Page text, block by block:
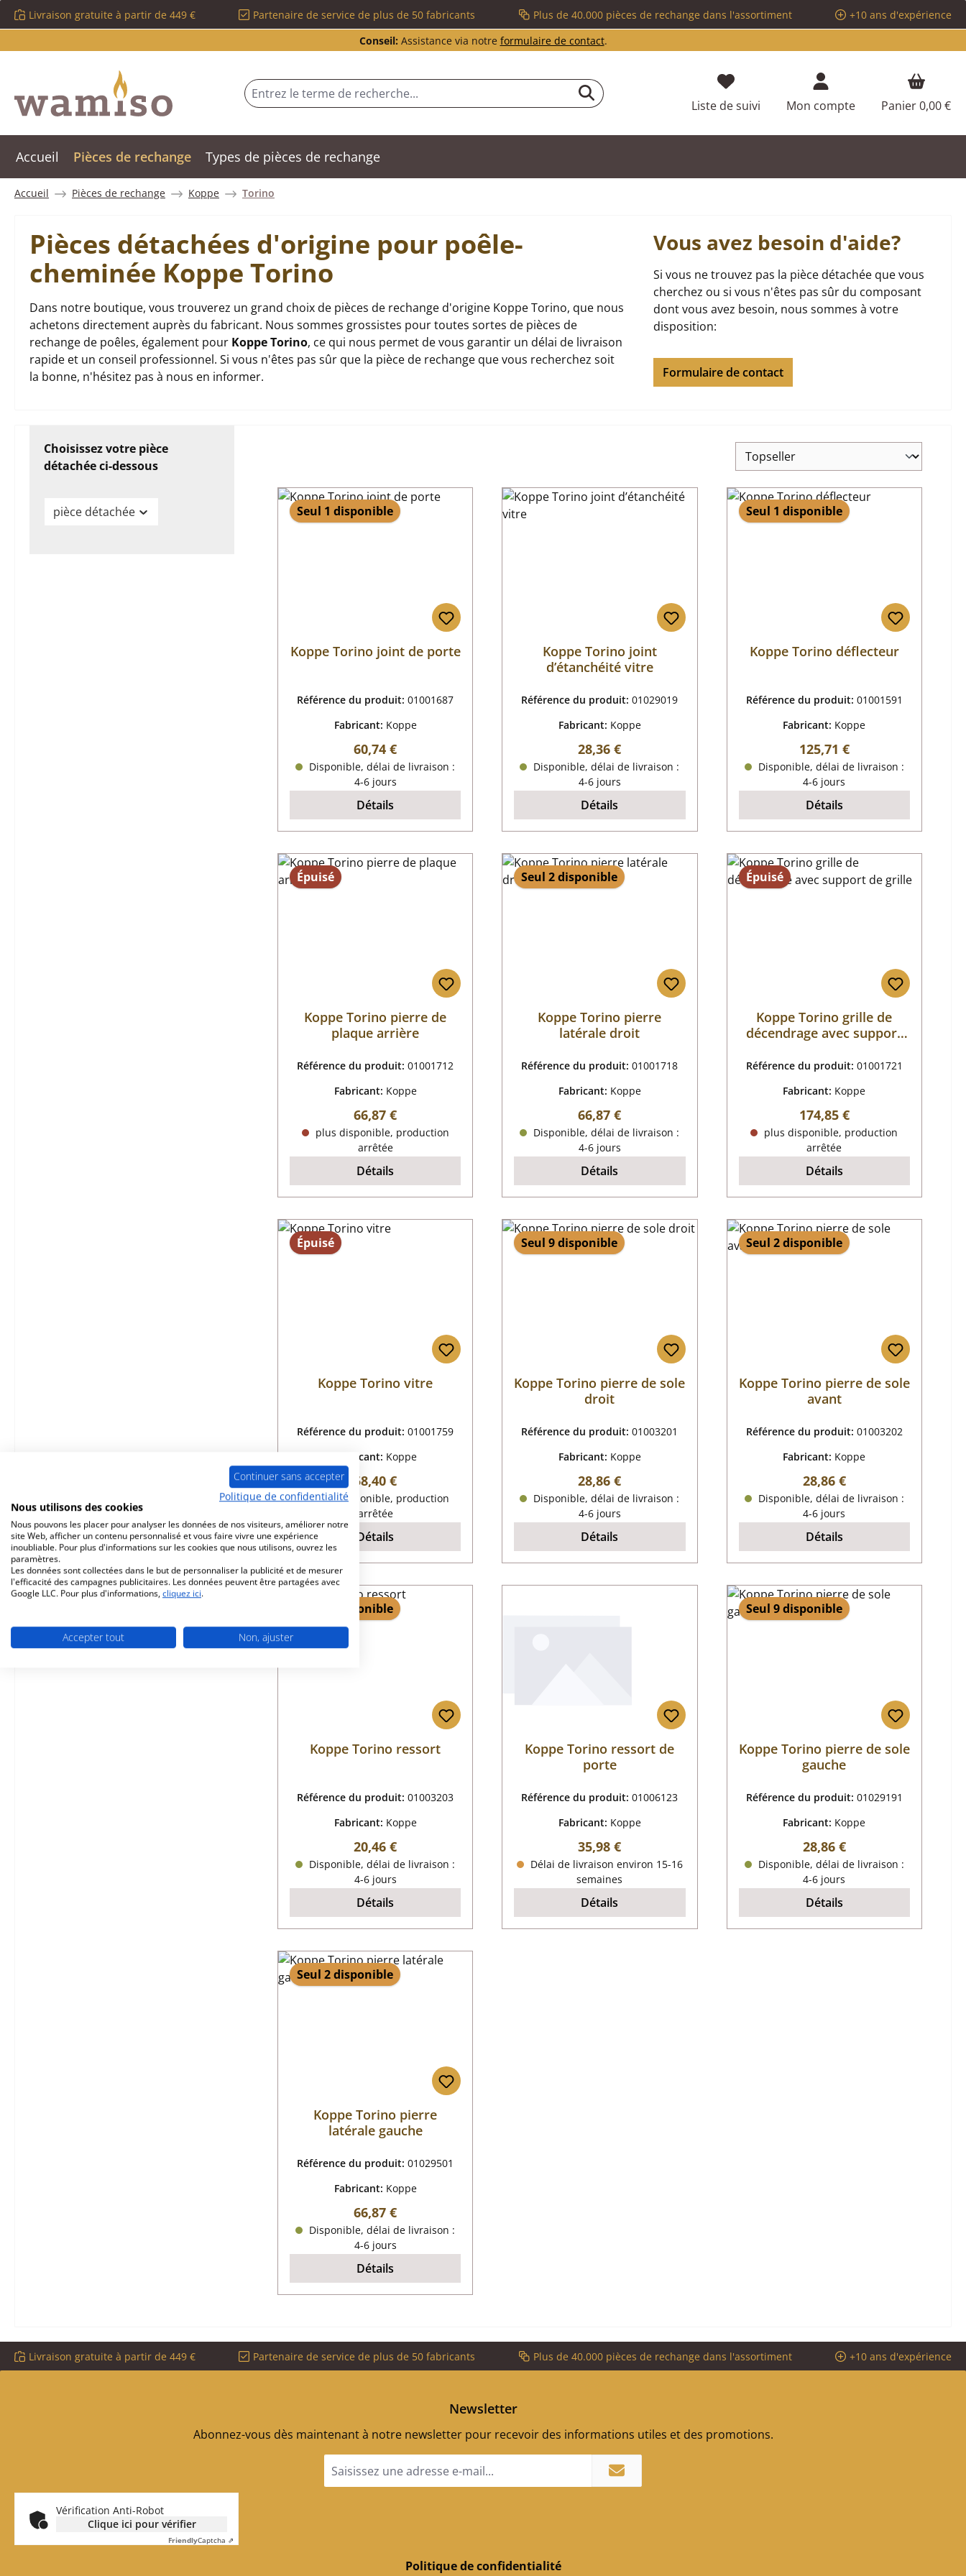
au contenu principal
Passer à la recherche
Passer à la navigation principale
Livraison gratuite à partir de 449 € Partenaire de service de plus de 50 fabricants Plus de 40.000 pièces de rechange dans l'assortiment
+10 ans d'expérience
Conseil: Assistance via notre formulaire de contact.
Liste de suivi Vous avez 0 articles dans votre liste
Mon compte Panier0,00 €
Accueil Pièces de rechange Types de pièces de rechange
Accueil Pièces de rechange Koppe Torino
Pièces détachées d'origine pour poêle-
cheminée Koppe Torino
Dans notre boutique, vous trouverez un grand choix de pièces de rechange d'origine Koppe Torino, que nous
achetons directement auprès du fabricant. Nous sommes grossistes pour toutes sortes de pièces de
rechange de poêles, également pour Koppe Torino, ce qui nous permet de vous garantir un délai de livraison
rapide et un conseil professionnel. Si vous n'êtes pas sûr que la pièce de rechange que vous recherchez soit
la bonne, n'hésitez pas à nous en informer.
Vous avez besoin d'aide?
Si vous ne trouvez pas la pièce détachée que vous
cherchez ou si vous n'êtes pas sûr du composant
dont vous avez besoin, nous sommes à votre
disposition:
Formulaire de contact
Choisissez votre pièce
détachée ci-dessous
pièce détachée Seul 1 disponible
Koppe Torino joint de porte
Référence du produit:01001687
Fabricant: Koppe
Prix régulier :
60,74 €
Disponible, délai de livraison :
4-6 jours
Détails
Koppe Torino joint
d’étanchéité vitre
Référence du produit:01029019
Fabricant: Koppe
Prix régulier :
28,36 €
Disponible, délai de livraison :
4-6 jours
Détails
Seul 1 disponible
Koppe Torino déflecteur
Référence du produit: 01001591
Fabricant: Koppe
Prix régulier :
125,71 €
Disponible, délai de livraison :
4-6 jours
Détails
Épuisé
Koppe Torino pierre de
plaque arrière
Référence du produit:01001712
Fabricant: Koppe
Prix régulier :
66,87 €
plus disponible, production
arrêtée
Détails
Seul 2 disponible
Koppe Torino pierre
latérale droit
Référence du produit:01001718
Fabricant: Koppe
Prix régulier :
66,87 €
Disponible, délai de livraison :
4-6 jours
Détails
Épuisé
Koppe Torino grille de
décendrage avec support
Référence du produit: 01001721
Fabricant: Koppe
Prix régulier :
174,85 €
plus disponible, production
arrêtée
Détails
Épuisé
Koppe Torino vitre
Référence du produit:01001759
Fabricant: Koppe
Prix régulier :
58,40 €
plus disponible, production
arrêtée
Détails
Seul 9 disponible
Koppe Torino pierre de sole
droit
Référence du produit:01003201
Fabricant: Koppe
Prix régulier :
28,86 €
Disponible, délai de livraison :
4-6 jours
Détails
Seul 2 disponible
Koppe Torino pierre de sole
avant
Référence du produit: 01003202
Fabricant: Koppe
Prix régulier :
28,86 €
Disponible, délai de livraison :
4-6 jours
Détails
Seul 4 disponible
Koppe Torino ressort
Référence du produit:01003203
Fabricant: Koppe
Prix régulier :
20,46 €
Disponible, délai de livraison :
4-6 jours
Détails
Koppe Torino ressort de
porte
Référence du produit:01006123
Fabricant: Koppe
Prix régulier :
35,98 €
Délai de livraison environ 15-16
semaines
Détails
Seul 9 disponible
Koppe Torino pierre de sole
gauche
Référence du produit: 01029191
Fabricant: Koppe
Prix régulier :
28,86 €
Disponible, délai de livraison :
4-6 jours
Détails
Seul 2 disponible
Koppe Torino pierre
latérale gauche
Référence du produit:01029501
Fabricant: Koppe
Prix régulier :
66,87 €
Disponible, délai de livraison :
4-6 jours
Détails
Livraison gratuite à partir de 449 € Partenaire de service de plus de 50 fabricants Plus de 40.000 pièces de rechange dans l'assortiment +10 ans d'expérience
Newsletter
Abonnez-vous dès maintenant à notre newsletter pour recevoir des informations utiles et des promotions.
e-
Vérification Anti-Robot
Clique ici pour vérifier
FriendlyCaptcha ⇗
Politique de confidentialité
Continuer sans accepter
Politique de confidentialité
Nous utilisons des cookies
Nous pouvons les placer pour analyser les données de nos visiteurs, améliorer notre
site Web, afficher un contenu personnalisé et vous faire vivre une expérience
inoubliable. Pour plus d'informations sur les cookies que nous utilisons, ouvrez les
paramètres.
Les données sont collectées dans le but de personnaliser la publicité et de mesurer
l'efficacité des campagnes publicitaires. Les données peuvent être partagées avec
Google LLC. Pour plus d'informations, cliquez ici.
Accepter tout Non, ajuster